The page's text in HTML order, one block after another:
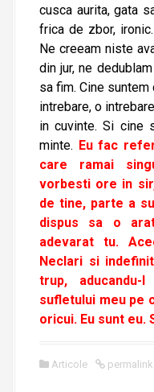
cusca aurita, gata
frica de zbor,
Ne creeam niste
din jur, ne
sa fim. Cine suntem
intrebare, o
in cuvinte. Si cine
minte. Eu fac
care ramai
vorbesti ore in
de tine, parte a
dispus sa o
adevarat tu.
Neclari si
trup,
sufletului meu pe
oricui. Eu sunt eu.
Articole permalink